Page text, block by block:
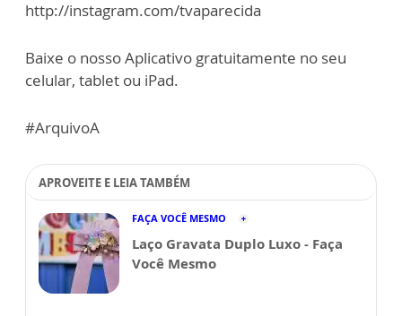
http://instagram.com/tvaparecida
Baixe o nosso Aplicativo gratuitamente no seu
celular, tablet ou iPad.
#ArquivoA
APROVEITE E LEIA TAMBÉM
FAÇA VOCÊ MESMO
Laço Gravata Duplo Luxo - Faça
Você Mesmo